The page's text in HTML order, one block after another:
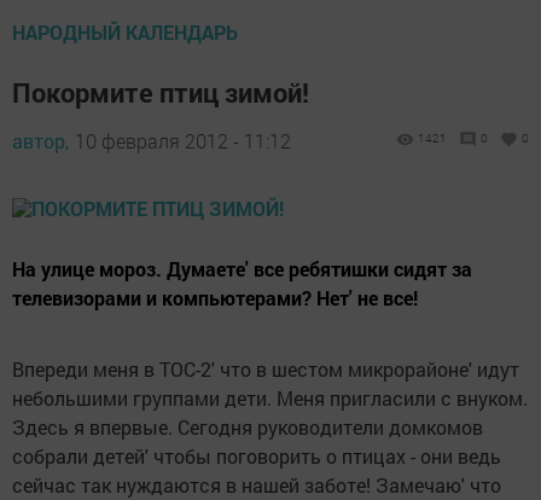
НАРОДНЫЙ КАЛЕНДАРЬ
Покормите птиц зимой!
автор, 10 февраля 2012 - 11:12 1421 0 0
На улице мороз. Думаете' все ребятишки сидят за
телевизорами и компьютерами? Нет' не все!
Впереди меня в ТОС-2' что в шестом микрорайоне' идут
небольшими группами дети. Меня пригласили с внуком.
Здесь я впервые. Сегодня руководители домкомов
собрали детей' чтобы поговорить о птицах - они ведь
сейчас так нуждаются в нашей заботе! Замечаю' что